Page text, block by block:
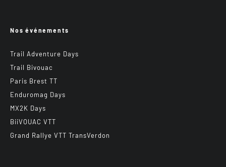
Nos événements
Trail Adventure Days
Trail Bivouac
Paris Brest TT
Enduromag Days
MX2K Days
BiiVOUAC VTT
Grand Rallye VTT TransVerdon